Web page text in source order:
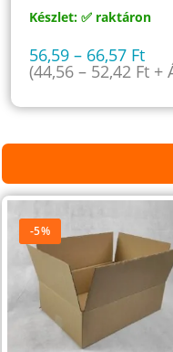
Készlet: ✅ raktáron
56,59– 66,57 Ft
(44,56– 52,42 Ft +
-5%